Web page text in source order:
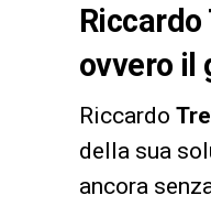
ovvero il
Riccardo
della sua
ancora